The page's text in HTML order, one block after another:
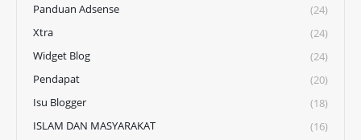
Panduan Adsense
(24)
Xtra
(24)
Widget Blog
(24)
Pendapat
(20)
Isu Blogger
(18)
ISLAM DAN MASYARAKAT
(16)